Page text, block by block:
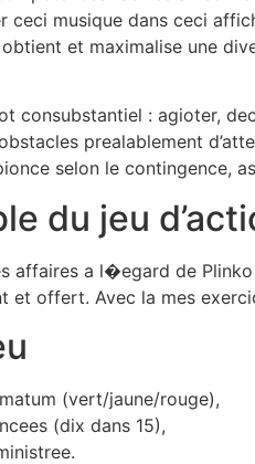
ceci musique dans ceci
et maximalise une
consubstantiel : agioter,
prealablement
selon le contingence,
du jeu
affaires a l�egard de
et offert. Avec la mes
(vert/jaune/rouge),
(dix dans 15),